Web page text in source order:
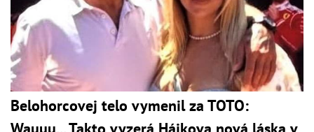
Belohorcovej telo vymenil za TOTO: